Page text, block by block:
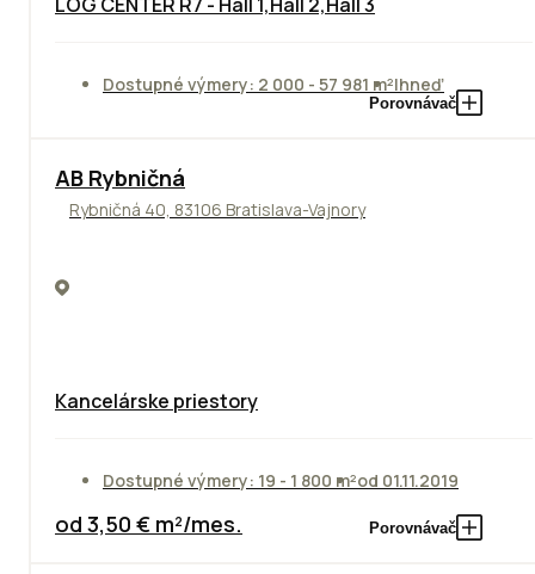
Dostupné výmery: 2 000 - 57 981 m²Ihneď
Porovnávač
AB Rybničná
Rybničná 40, 83106 Bratislava-Vajnory
Kancelárske priestory
Dostupné výmery: 19 - 1 800 m²od 01.11.2019
od 3,50 € m²/mes. Porovnávač